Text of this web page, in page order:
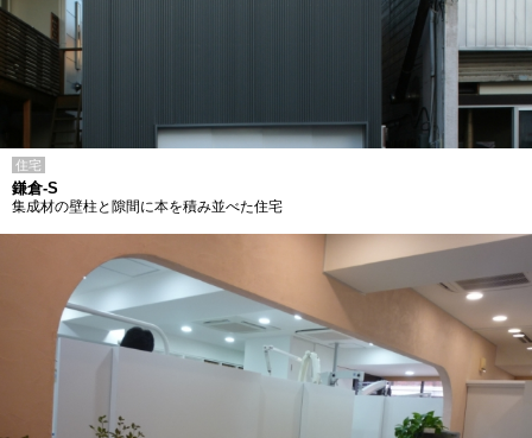
住宅
鎌倉-S
集成材の壁柱と隙間に本を積み並べた住宅